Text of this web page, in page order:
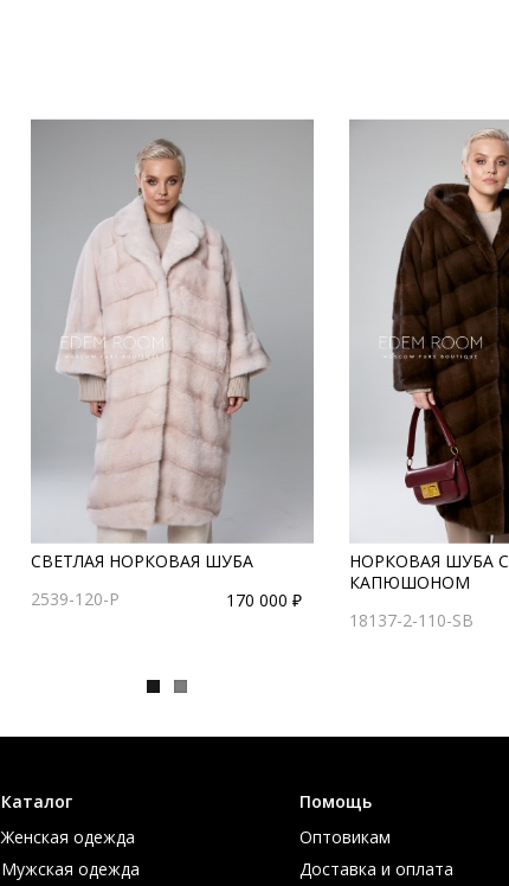
СВЕТЛАЯ НОРКОВАЯ ШУБА
2539-120-P
170 000 ₽
НОРКОВАЯ ШУБА С
КАПЮШОНОМ
18137-2-110-SB
Каталог
Женская одежда
Мужская одежда
Помощь
Оптовикам
Доставка и оплата